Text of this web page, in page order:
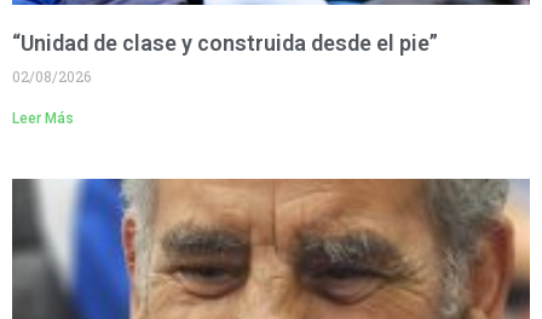
“Unidad de clase y construida desde el pie”
02/08/2026
Leer Más